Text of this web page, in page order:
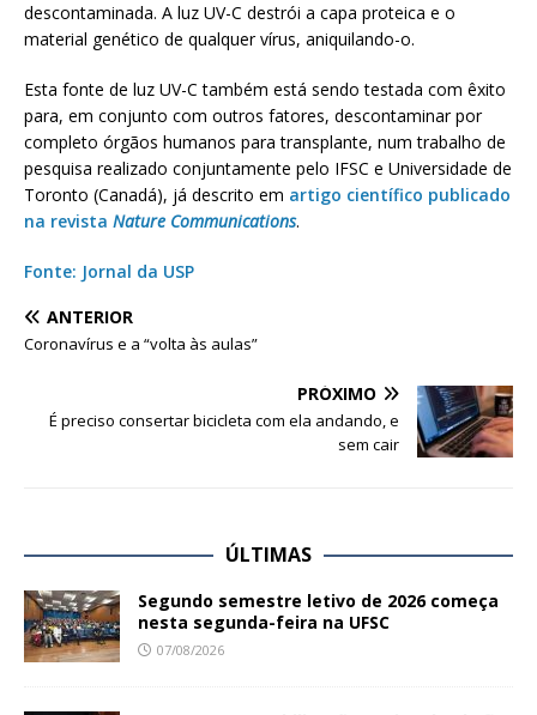
descontaminada. A luz UV-C destrói a capa proteica e o
material genético de qualquer vírus, aniquilando-o.
Esta fonte de luz UV-C também está sendo testada com êxito
para, em conjunto com outros fatores, descontaminar por
completo órgãos humanos para transplante, num trabalho de
pesquisa realizado conjuntamente pelo IFSC e Universidade de
Toronto (Canadá), já descrito em artigo científico publicado
na revista Nature Communications.
Fonte: Jornal da USP
ANTERIOR
Coronavírus e a “volta às aulas”
PRÓXIMO
É preciso consertar bicicleta com ela andando, e
sem cair
ÚLTIMAS
Segundo semestre letivo de 2026 começa
nesta segunda-feira na UFSC
07/08/2026